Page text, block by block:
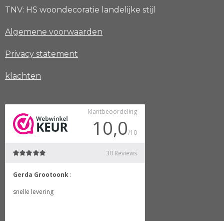
TNV: HS woondecoratie landelijke stijl
Algemene voorwaarden
Privacy statement
klachten